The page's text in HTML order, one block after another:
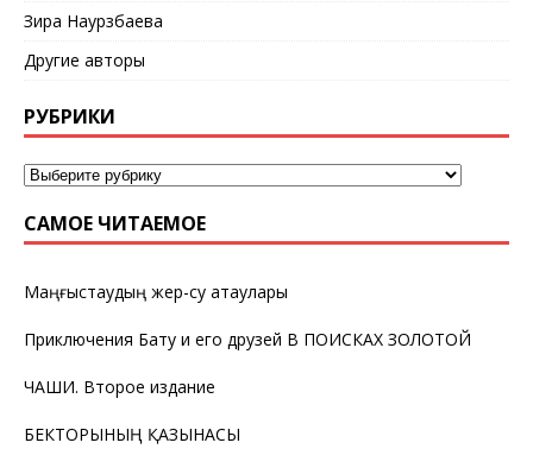
Зира Наурзбаева
Другие авторы
РУБРИКИ
САМОЕ ЧИТАЕМОЕ
Маңғыстаудың жер-су атаулары
Приключения Бату и его друзей В ПОИСКАХ ЗОЛОТОЙ
ЧАШИ. Второе издание
БЕКТОРЫНЫҢ ҚАЗЫНАСЫ